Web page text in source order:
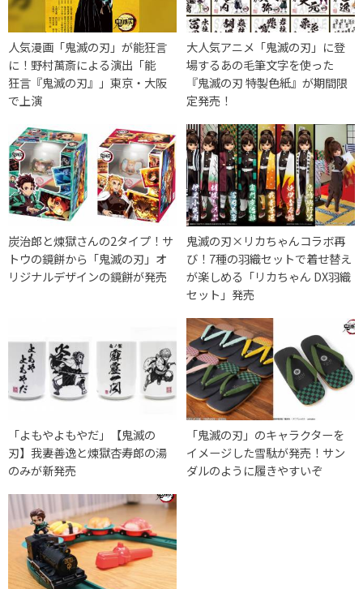
人気漫画「鬼滅の刃」が能狂言
に！野村萬斎による演出「能
狂言『鬼滅の刃』」東京・大阪
で上演
大人気アニメ「鬼滅の刃」に登
場するあの毛筆文字を使った
『鬼滅の刃 特製色紙』が期間限
定発売！
炭治郎と煉獄さんの2タイプ！サ
トウの鏡餅から「鬼滅の刃」オ
リジナルデザインの鏡餅が発売
鬼滅の刃×リカちゃんコラボ再
び！7種の羽織セットで着せ替え
が楽しめる「リカちゃん DX羽織
セット」発売
「よもやよもやだ」【鬼滅の
刃】我妻善逸と煉獄杏寿郎の湯
のみが新発売
「鬼滅の刃」のキャラクターを
イメージした雪駄が発売！サン
ダルのように履きやすいぞ